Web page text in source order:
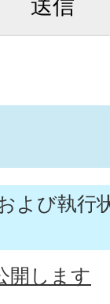
よび執行
開します